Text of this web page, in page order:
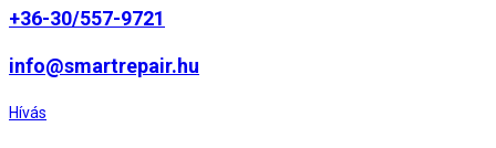
+36-30/557-9721
info@smartrepair.hu
Hívás